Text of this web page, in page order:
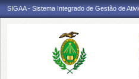
SIGAA - Sistema Integrado de Gestão de